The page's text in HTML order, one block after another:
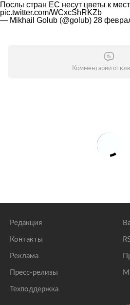
Послы стран ЕС несут цветы к
pic.twitter.com/WCxcShRKZb
— Mikhail Golub (@golub) 28
Комментарии
Редакция
Контакты
Реклама
Пресс-релизы
Техподдержка